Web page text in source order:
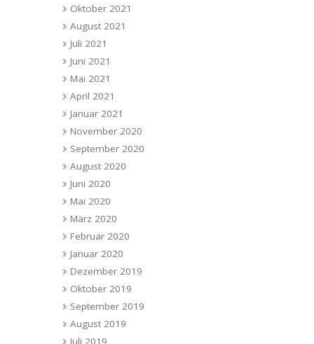
Oktober 2021
August 2021
Juli 2021
Juni 2021
Mai 2021
April 2021
Januar 2021
November 2020
September 2020
August 2020
Juni 2020
Mai 2020
März 2020
Februar 2020
Januar 2020
Dezember 2019
Oktober 2019
September 2019
August 2019
Juli 2019